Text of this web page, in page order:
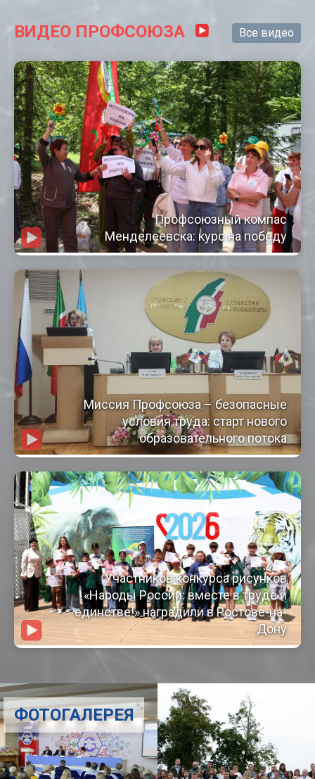
ВИДЕО ПРОФСОЮЗА Все видео
Профсоюзный компас
Менделеевска: курс на победу
Миссия Профсоюза – безопасные
условия труда: старт нового
образовательного потока
Участников конкурса рисунков
«Народы России: вместе в труде и
единстве!» наградили в Ростове-на-
Дону
ФОТОГАЛЕРЕЯ